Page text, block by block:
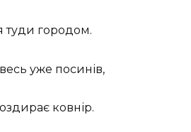
туди городом.
уже посинів,
ковнір.